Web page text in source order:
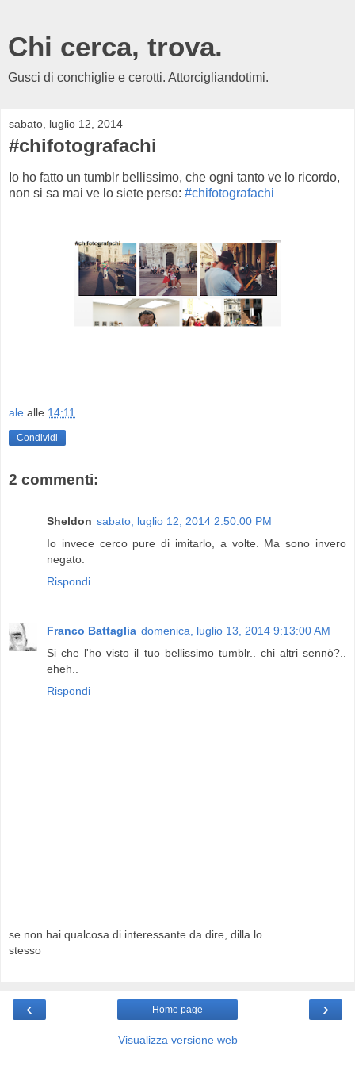
Chi cerca, trova.
Gusci di conchiglie e cerotti. Attorcigliandotimi.
sabato, luglio 12, 2014
#chifotografachi
Io ho fatto un tumblr bellissimo, che ogni tanto ve lo ricordo,
non si sa mai ve lo siete perso: #chifotografachi
ale alle 14:11
Condividi
2 commenti:
Sheldon sabato, luglio 12, 2014 2:50:00 PM
Io invece cerco pure di imitarlo, a volte. Ma sono invero
negato.
Rispondi
Franco Battaglia domenica, luglio 13, 2014 9:13:00 AM
Si che l'ho visto il tuo bellissimo tumblr.. chi altri sennò?..
eheh..
Rispondi
se non hai qualcosa di interessante da dire, dilla lo
stesso
‹ ›
Home page
Visualizza versione web